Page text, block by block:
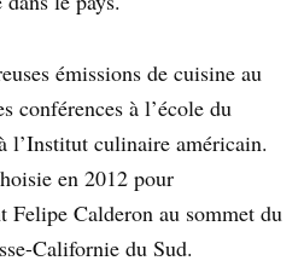
émissions de cuisine au
conférences à l’école du
l’Institut culinaire américain.
en 2012 pour
Felipe Calderon au sommet du
Californie du Sud.